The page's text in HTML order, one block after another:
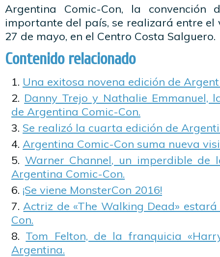
Argentina Comic-Con, la convención
importante del país, se realizará entre el
27 de mayo, en el Centro Costa Salguero.
Contenido relacionado
Una exitosa novena edición de
Danny Trejo y Nathalie Emmanuel,
de Argentina Comic-Con.
Se realizó la cuarta edición de
Argentina Comic-Con suma nueva
Warner Channel, un imperdible de
Argentina Comic-Con.
¡Se viene MonsterCon 2016!
Actriz de «The Walking Dead»
Con.
Tom Felton, de la franquicia
Argentina.